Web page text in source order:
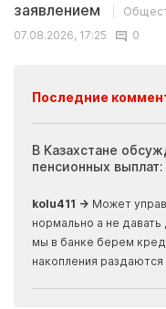
заявлением
07.08.2026, 17:25
0
Последние
В Казахстане
пенсионных
kolu411 → Может
нормально а не
мы в банке берем
накопления